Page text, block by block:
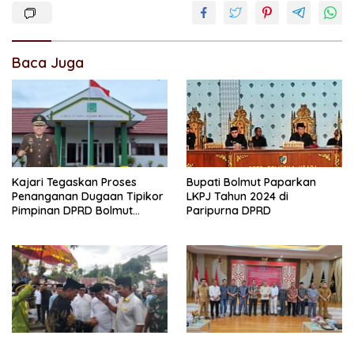
Baca Juga
Kajari Tegaskan Proses
Penanganan Dugaan Tipikor
Pimpinan DPRD Bolmut
Bupati Bolmut Paparkan
LKPJ Tahun 2024 di
Paripurna DPRD